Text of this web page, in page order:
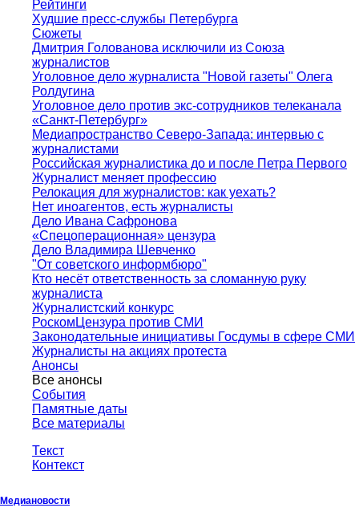
Рейтинги
Худшие пресс-службы Петербурга
Сюжеты
Дмитрия Голованова исключили из Союза
журналистов
Уголовное дело журналиста "Новой газеты" Олега
Ролдугина
Уголовное дело против экс-сотрудников телеканала
«Санкт-Петербург»
Медиапространство Северо-Запада: интервью с
журналистами
Российская журналистика до и после Петра Первого
Журналист меняет профессию
Релокация для журналистов: как уехать?
Нет иноагентов, есть журналисты
Дело Ивана Сафронова
«Спецоперационная» цензура
Дело Владимира Шевченко
"От советского информбюро"
Кто несёт ответственность за сломанную руку
журналиста
Журналистский конкурс
РоскомЦензура против СМИ
Законодательные инициативы Госдумы в сфере СМИ
Журналисты на акциях протеста
Анонсы
Все анонсы
События
Памятные даты
Все материалы
Текст
Контекст
Медиановости